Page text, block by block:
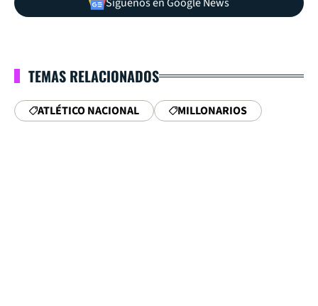
TEMAS RELACIONADOS
ATLÉTICO NACIONAL MILLONARIOS